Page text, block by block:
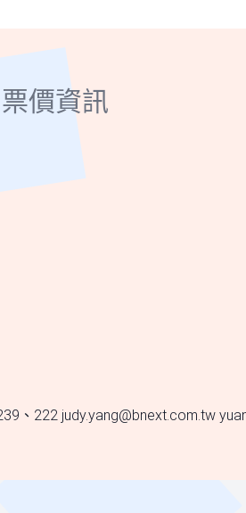
票價資訊
、222 judy.yang@bnext.com.tw